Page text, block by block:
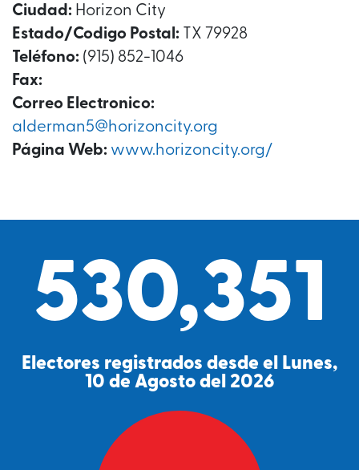
Ciudad: Horizon City
Estado/Codigo Postal: TX 79928
Teléfono: (915) 852-1046
Fax:
Correo Electronico:
alderman5@horizoncity.org
Página Web: www.horizoncity.org/
530,351
Electores registrados desde el Lunes,
10 de Agosto del 2026